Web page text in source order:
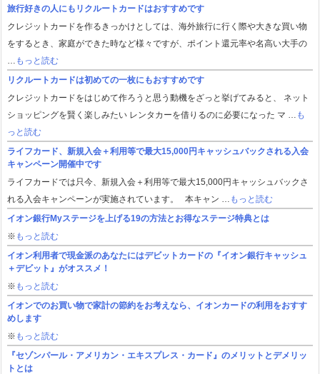
旅行好きの人にもリクルートカードはおすすめです
クレジットカードを作るきっかけとしては、海外旅行に行く際や大きな買い物
をするとき、家庭ができた時など様々ですが、ポイント還元率や名高い大手の
… もっと読む
リクルートカードは初めての一枚にもおすすめです
クレジットカードをはじめて作ろうと思う動機をざっと挙げてみると、 ネット
ショッピングを賢く楽しみたい レンタカーを借りるのに必要になった マ … も
っと読む
ライフカード、新規入会＋利用等で最大15,000円キャッシュバックされる入会
キャンペーン開催中です
ライフカードでは只今、新規入会＋利用等で最大15,000円キャッシュバックさ
れる入会キャンペーンが実施されています。 本キャン … もっと読む
イオン銀行Myステージを上げる19の方法とお得なステージ特典とは
※ もっと読む
イオン利用者で現金派のあなたにはデビットカードの『イオン銀行キャッシュ
＋デビット』がオススメ！
※ もっと読む
イオンでのお買い物で家計の節約をお考えなら、イオンカードの利用をおすす
めします
※ もっと読む
『セゾンパール・アメリカン・エキスプレス・カード』のメリットとデメリッ
トとは